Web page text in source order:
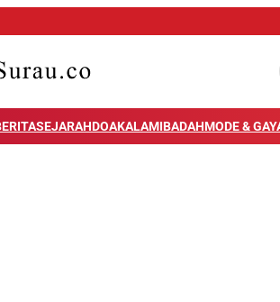
SEJARAHDOAKALAMIBADAHMODE &